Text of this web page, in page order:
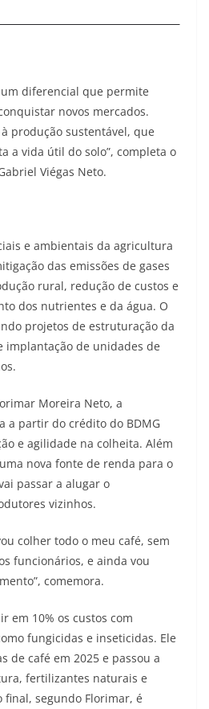
um diferencial que permite
novos mercados.
produção sustentável, que
a vida útil do solo”, completa o
Viégas Neto.
e ambientais da agricultura
das emissões de gases
rural, redução de custos e
dos nutrientes e da água. O
projetos de estruturação da
implantação de unidades de
Moreira Neto, a
a partir do crédito do BDMG
e agilidade na colheita. Além
nova fonte de renda para o
passar a alugar o
vizinhos.
colher todo o meu café, sem
funcionários, e ainda vou
comemora.
em 10% os custos com
fungicidas e inseticidas. Ele
de café em 2025 e passou a
fertilizantes naturais e
final, segundo Florimar, é